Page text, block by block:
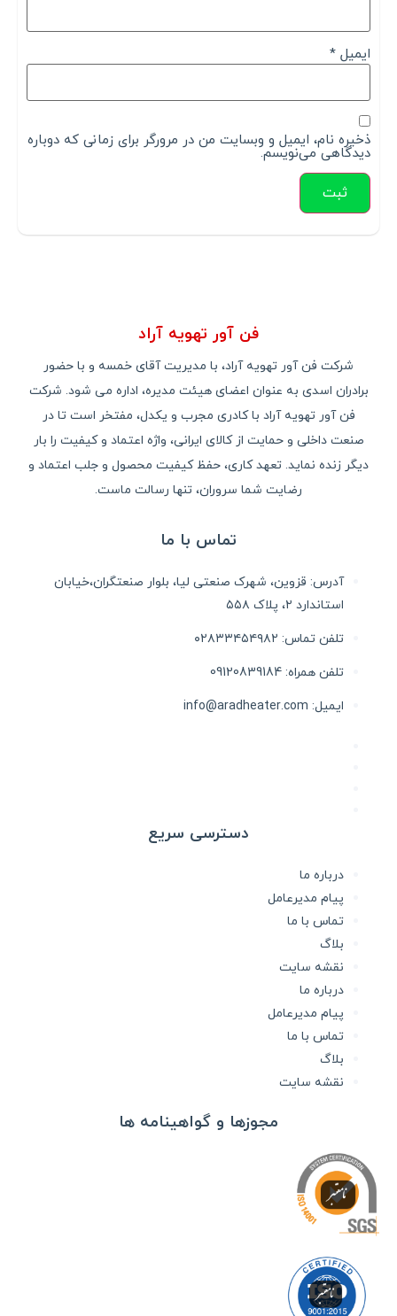
ایمیل *
ذخیره نام، ایمیل و وبسایت من در مرورگر برای زمانی که دوباره
دیدگاهی می‌نویسم.
فن آور تهویه آراد
شرکت فن آور تهویه آراد، با مدیریت آقای خمسه و با حضور
برادران اسدی به عنوان اعضای هیئت مدیره، اداره می شود. شرکت
فن آور تهویه آراد با کادری مجرب و یکدل، مفتخر است تا در
صنعت داخلی و حمایت از کالای ایرانی، واژه اعتماد و کیفیت را بار
دیگر زنده نماید. تعهد کاری، حفظ کیفیت محصول و جلب اعتماد و
رضایت شما سروران، تنها رسالت ماست.
تماس با ما
آدرس: قزوین، شهرک صنعتی لیا، بلوار صنعتگران،خیابان
استاندارد ۲، پلاک ۵۵۸
تلفن تماس: ۰۲۸۳۳۴۵۴۹۸۲
تلفن همراه: 09120839184
ایمیل: info@aradheater.com
دسترسی سریع
درباره ما
پیام مدیرعامل
تماس با ما
بلاگ
نقشه سایت
درباره ما
پیام مدیرعامل
تماس با ما
بلاگ
نقشه سایت
مجوزها و گواهینامه ها